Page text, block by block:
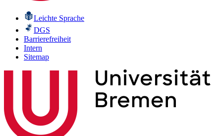
Leichte Sprache
DGS
Barrierefreiheit
Intern
Sitemap